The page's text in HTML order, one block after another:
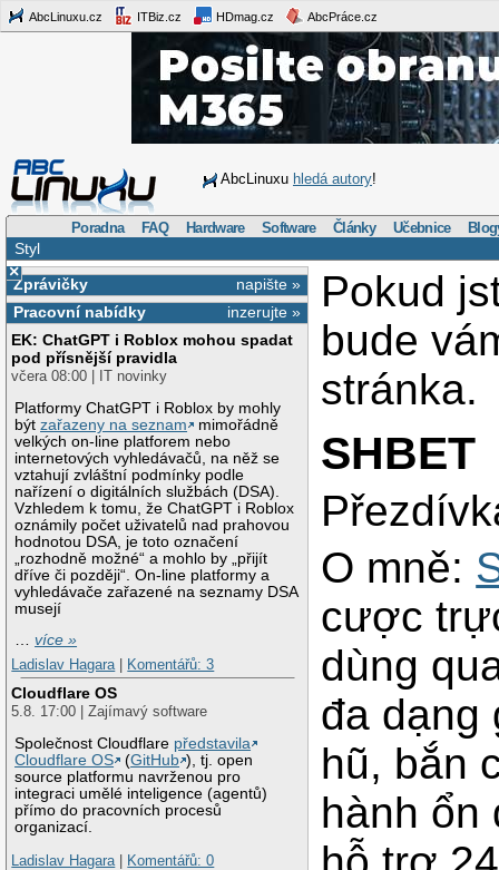
AbcLinuxu.cz ITBiz.cz HDmag.cz AbcPráce.cz
AbcLinuxu hledá autory!
Poradna FAQ Hardware Software Články Učebnice
Styl
×
napište »
Zprávičky
inzerujte »
Pracovní nabídky
EK: ChatGPT i Roblox mohou spadat
pod přísnější pravidla
včera 08:00 | IT novinky
Platformy ChatGPT i Roblox by mohly
býtzařazeny na seznam
mimořádně
velkých on-line platforem nebo
internetových vyhledávačů, na něž se
vztahují zvláštní podmínky podle
nařízení o digitálních službách (DSA).
Vzhledem k tomu, že ChatGPT i Roblox
oznámily počet uživatelů nad prahovou
hodnotou DSA, je toto označení
„rozhodně možné“ a mohlo by „přijít
dříve či později“. On-line platformy a
vyhledávače zařazené na seznamy DSA
musejí
…více »
Ladislav Hagara
Komentářů: 3
Cloudflare OS
5.8. 17:00 | Zajímavý software
Společnost Cloudflare představila
Cloudflare OS
(GitHub ), tj. open
source platformu navrženou pro
integraci umělé inteligence (agentů)
přímo do pracovních procesů
organizací.
Ladislav Hagara
Komentářů: 0
Pokud
bude
stránka.
SHBET
O mně:
cược
dùng
đa dạng
hũ, bắn
hành ổn